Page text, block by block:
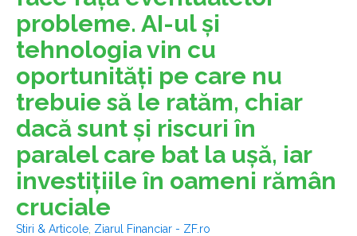
probleme. AI-ul şi
tehnologia vin cu
oportunităţi pe care nu
trebuie să le ratăm, chiar
dacă sunt şi riscuri în
paralel care bat la uşă, iar
investiţiile în oameni rămân
cruciale
Stiri & Articole Ziarul Financiar - ZF.ro